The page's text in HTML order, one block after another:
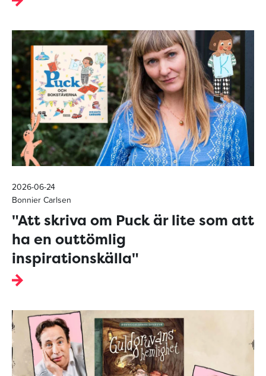
2026-06-24
Bonnier Carlsen
"Att skriva om Puck är lite som att
ha en outtömlig
inspirationskälla"